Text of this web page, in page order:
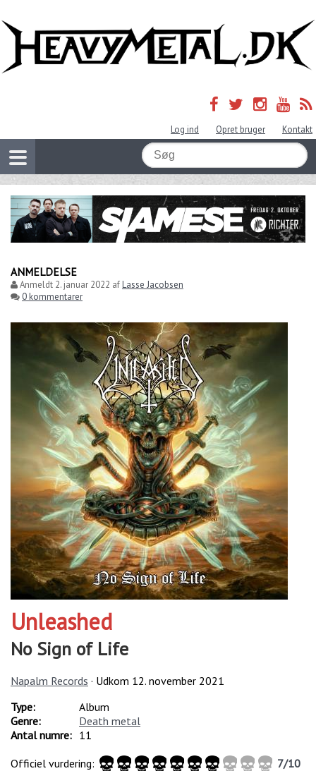
Log ind Opret bruger Kontakt
ANMELDELSE
Anmeldt 2. januar 2022 afLasse Jacobsen
0 kommentarer
Unleashed
No Sign of Life
Napalm Records · Udkom 12. november 2021
Type:
Album
Genre:
Death metal
Antal numre: 11
Officiel vurdering:
7/10